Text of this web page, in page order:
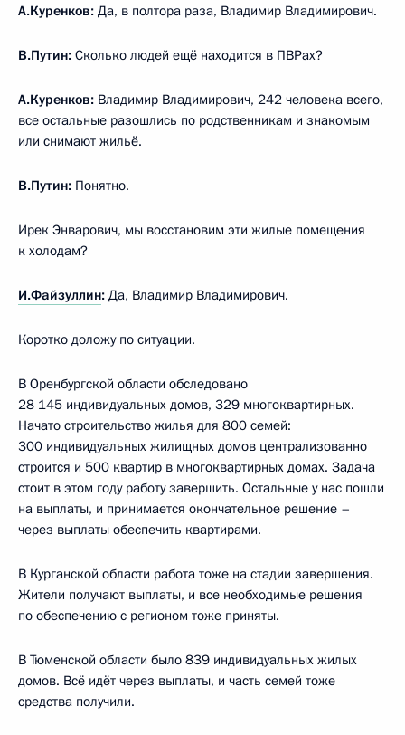
А.Куренков: Да, в полтора раза, Владимир Владимирович.
В.Путин: Сколько людей ещё находится в ПВРах?
А.Куренков: Владимир Владимирович, 242 человека всего,
все остальные разошлись по родственникам и знакомым
или снимают жильё.
В.Путин: Понятно.
Ирек Энварович, мы восстановим эти жилые помещения
к холодам?
И.Файзуллин: Да, Владимир Владимирович.
Коротко доложу по ситуации.
В Оренбургской области обследовано
28 145 индивидуальных домов, 329 многоквартирных.
Начато строительство жилья для 800 семей:
300 индивидуальных жилищных домов централизованно
строится и 500 квартир в многоквартирных домах. Задача
стоит в этом году работу завершить. Остальные у нас пошли
на выплаты, и принимается окончательное решение –
через выплаты обеспечить квартирами.
В Курганской области работа тоже на стадии завершения.
Жители получают выплаты, и все необходимые решения
по обеспечению с регионом тоже приняты.
В Тюменской области было 839 индивидуальных жилых
домов. Всё идёт через выплаты, и часть семей тоже
средства получили.